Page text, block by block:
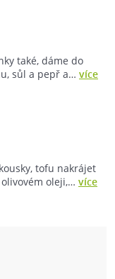
také, dáme do
sůl a pepř a… více
tofu nakrájet
oleji,… více